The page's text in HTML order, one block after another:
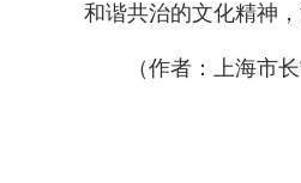
和谐共治的文化精神
（作者：上海市长